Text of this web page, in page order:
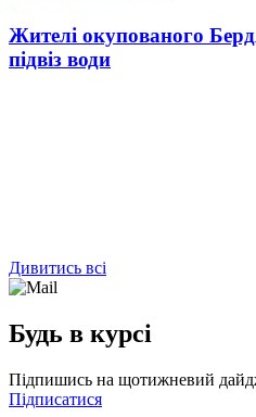
Жителі окупованого
підвіз води
Дивитись всі
Будь в курсі
Підпишись на щотижневий
Підписатися